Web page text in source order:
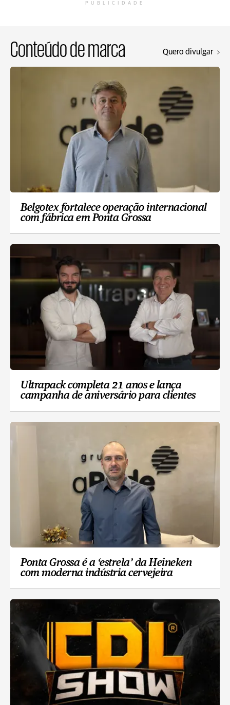
PUBLICIDADE
Conteúdo de marca Quero divulgar
Belgotex fortalece operação internacional
com fábrica em Ponta Grossa
Ultrapack completa 21 anos e lança
campanha de aniversário para clientes
Ponta Grossa é a ‘estrela’ da Heineken
com moderna indústria cervejeira